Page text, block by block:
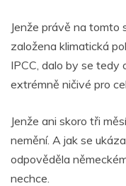
o
o
k
p
p
Jenže právě na tomto
založena klimatická
IPCC, dalo by se tedy
extrémně ničivé pro
Jenže ani skoro tři
nemění. A jak se
odpověděla
nechce.